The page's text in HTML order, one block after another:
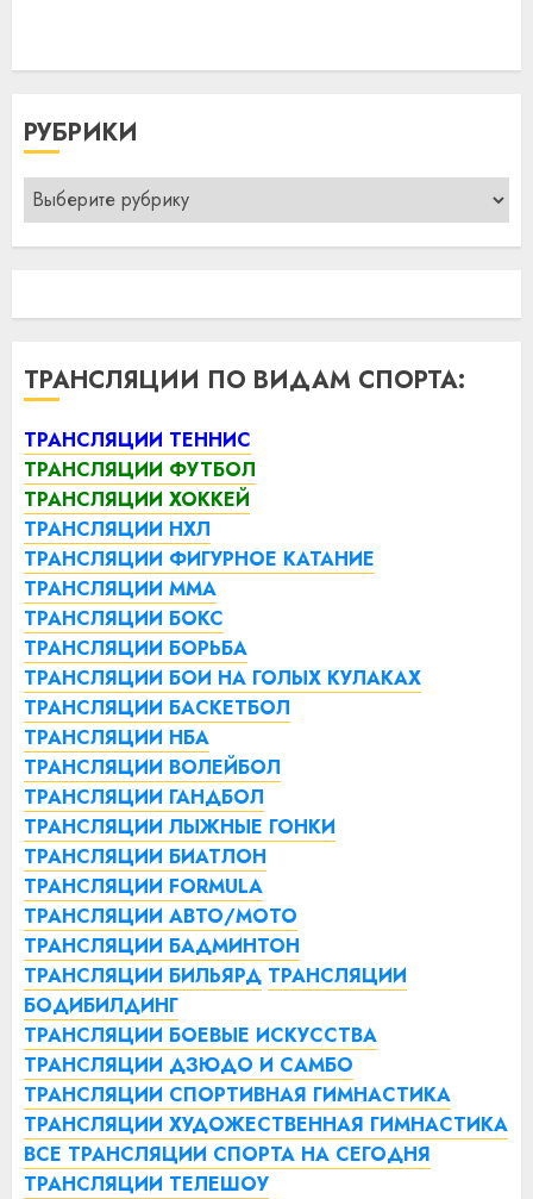
РУБРИКИ
Рубрики
ТРАНСЛЯЦИИ ПО ВИДАМ СПОРТА:
ТРАНСЛЯЦИИ ТЕННИС
ТРАНСЛЯЦИИ ФУТБОЛ
ТРАНСЛЯЦИИ ХОККЕЙ
ТРАНСЛЯЦИИ НХЛ
ТРАНСЛЯЦИИ ФИГУРНОЕ КАТАНИЕ
ТРАНСЛЯЦИИ ММА
ТРАНСЛЯЦИИ БОКС
ТРАНСЛЯЦИИ БОРЬБА
ТРАНСЛЯЦИИ БОИ НА ГОЛЫХ КУЛАКАХ
ТРАНСЛЯЦИИ БАСКЕТБОЛ
ТРАНСЛЯЦИИ НБА
ТРАНСЛЯЦИИ ВОЛЕЙБОЛ
ТРАНСЛЯЦИИ ГАНДБОЛ
ТРАНСЛЯЦИИ ЛЫЖНЫЕ ГОНКИ
ТРАНСЛЯЦИИ БИАТЛОН
ТРАНСЛЯЦИИ FORMULA
ТРАНСЛЯЦИИ АВТО/МОТО
ТРАНСЛЯЦИИ БАДМИНТОН
ТРАНСЛЯЦИИ БИЛЬЯРД ТРАНСЛЯЦИИ
БОДИБИЛДИНГ
ТРАНСЛЯЦИИ БОЕВЫЕ ИСКУССТВА
ТРАНСЛЯЦИИ ДЗЮДО И САМБО
ТРАНСЛЯЦИИ СПОРТИВНАЯ ГИМНАСТИКА
ТРАНСЛЯЦИИ ХУДОЖЕСТВЕННАЯ ГИМНАСТИКА
ВСЕ ТРАНСЛЯЦИИ СПОРТА НА СЕГОДНЯ
ТРАНСЛЯЦИИ ТЕЛЕШОУ